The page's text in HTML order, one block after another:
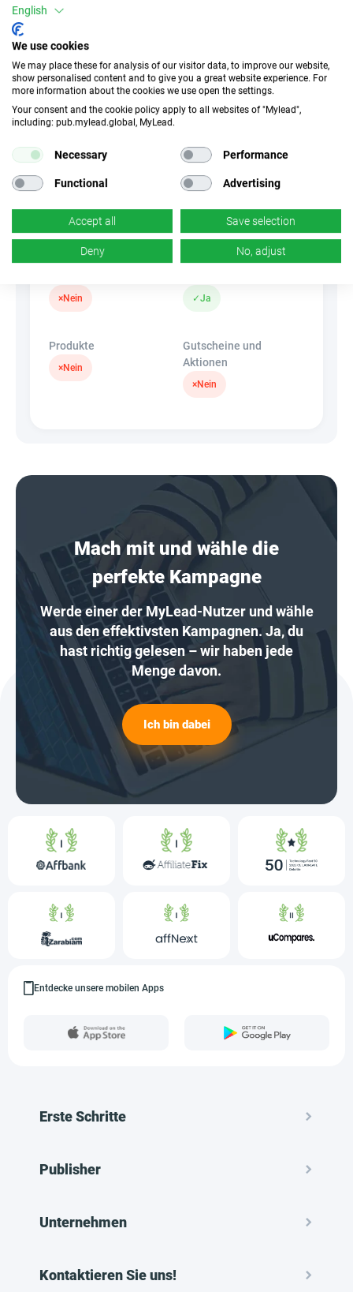
Attribute
||Geräte||
Tablet
Incentivierter Traffic
EPC
k.A.
CR
Deeplink
×Nein ✓Ja
Produkte
×Nein
Gutscheine und
Aktionen
×Nein
Mach mit und wähle die
perfekte Kampagne
Werde einer der MyLead-Nutzer und wähle
aus den effektivsten Kampagnen. Ja, du
hast richtig gelesen – wir haben jede
Menge davon.
Ich bin dabei
Entdecke unsere mobilen Apps
Erste Schritte
Publisher
Unternehmen
Kontaktieren Sie uns!
English
We use cookies
We may place these for analysis of our visitor data, to improve our website,
show personalised content and to give you a great website experience. For
more information about the cookies we use open the settings.
Your consent and the cookie policy apply to all websites of "Mylead",
including: pub.mylead.global, MyLead.
Necessary Performance
Functional Advertising
Accept all Save selection
Deny No, adjust